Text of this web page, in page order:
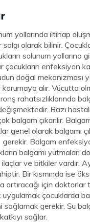
yollarında iltihap
olarak bilinir.
solunum yollarına
enfeksiyon
doğal mekanizması
alır. Vücutta
rahatsızlıklarında
Bazı
balgam çıkarılır.
genel olarak balgamı
Balgam
balgamı yutmaları
ve bitkiler vardır.
Bir kısmında ise
artıracağı için
çocuklarda
sağlamak gerekir. Su
sağlar.